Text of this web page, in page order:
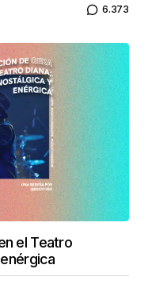
6.373
el Teatro